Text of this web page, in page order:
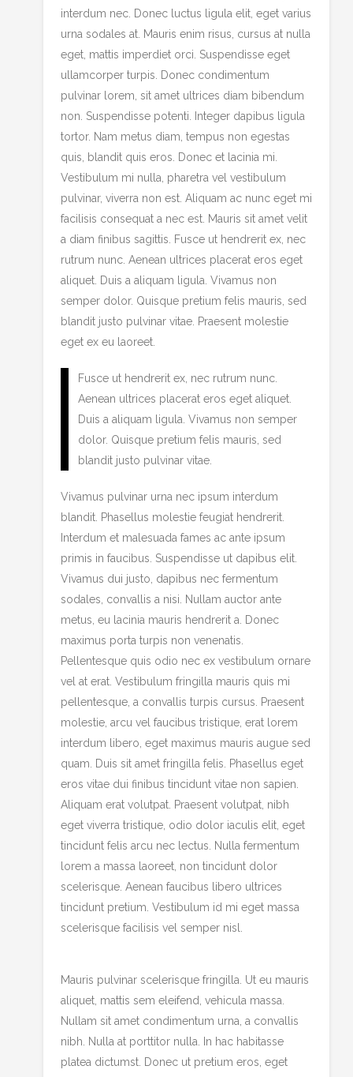
interdum nec. Donec luctus ligula elit, eget varius
urna sodales at. Mauris enim risus, cursus at nulla
eget, mattis imperdiet orci. Suspendisse eget
ullamcorper turpis. Donec condimentum
pulvinar lorem, sit amet ultrices diam bibendum
non. Suspendisse potenti. Integer dapibus ligula
tortor. Nam metus diam, tempus non egestas
quis, blandit quis eros. Donec et lacinia mi.
Vestibulum mi nulla, pharetra vel vestibulum
pulvinar, viverra non est. Aliquam ac nunc eget mi
facilisis consequat a nec est. Mauris sit amet velit
a diam finibus sagittis. Fusce ut hendrerit ex, nec
rutrum nunc. Aenean ultrices placerat eros eget
aliquet. Duis a aliquam ligula. Vivamus non
semper dolor. Quisque pretium felis mauris, sed
blandit justo pulvinar vitae. Praesent molestie
eget ex eu laoreet.
Fusce ut hendrerit ex, nec rutrum nunc.
Aenean ultrices placerat eros eget aliquet.
Duis a aliquam ligula. Vivamus non semper
dolor. Quisque pretium felis mauris, sed
blandit justo pulvinar vitae.
Vivamus pulvinar urna nec ipsum interdum
blandit. Phasellus molestie feugiat hendrerit.
Interdum et malesuada fames ac ante ipsum
primis in faucibus. Suspendisse ut dapibus elit.
Vivamus dui justo, dapibus nec fermentum
sodales, convallis a nisi. Nullam auctor ante
metus, eu lacinia mauris hendrerit a. Donec
maximus porta turpis non venenatis.
Pellentesque quis odio nec ex vestibulum ornare
vel at erat. Vestibulum fringilla mauris quis mi
pellentesque, a convallis turpis cursus. Praesent
molestie, arcu vel faucibus tristique, erat lorem
interdum libero, eget maximus mauris augue sed
quam. Duis sit amet fringilla felis. Phasellus eget
eros vitae dui finibus tincidunt vitae non sapien.
Aliquam erat volutpat. Praesent volutpat, nibh
eget viverra tristique, odio dolor iaculis elit, eget
tincidunt felis arcu nec lectus. Nulla fermentum
lorem a massa laoreet, non tincidunt dolor
scelerisque. Aenean faucibus libero ultrices
tincidunt pretium. Vestibulum id mi eget massa
scelerisque facilisis vel semper nisl.
Mauris pulvinar scelerisque fringilla. Ut eu mauris
aliquet, mattis sem eleifend, vehicula massa.
Nullam sit amet condimentum urna, a convallis
nibh. Nulla at porttitor nulla. In hac habitasse
platea dictumst. Donec ut pretium eros, eget